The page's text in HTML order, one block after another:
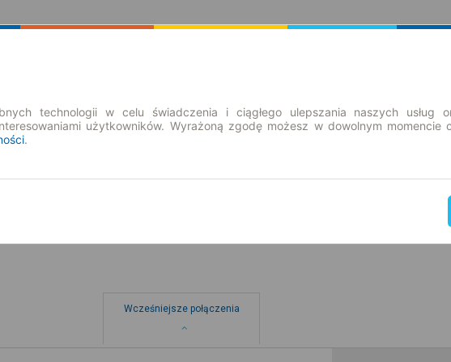
Wcześniejsze połączenia
technologii w celu świadczenia i ciągłego ulepszania naszych usług
użytkowników. Wyrażoną zgodę możesz w dowolnym momencie
.